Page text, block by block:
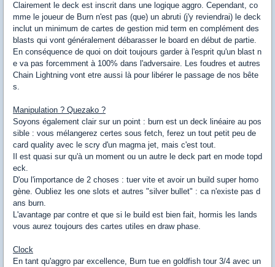
Clairement le deck est inscrit dans une logique aggro. Cependant, co
mme le joueur de Burn n'est pas (que) un abruti (j'y reviendrai) le deck
inclut un minimum de cartes de gestion mid term en complément des
blasts qui vont généralement débarasser le board en début de partie.
En conséquence de quoi on doit toujours garder à l'esprit qu'un blast n
e va pas forcemment à 100% dans l'adversaire. Les foudres et autres
Chain Lightning vont etre aussi là pour libérer le passage de nos bête
s.
Manipulation ? Quezako ?
Soyons également clair sur un point : burn est un deck linéaire au pos
sible : vous mélangerez certes sous fetch, ferez un tout petit peu de
card quality avec le scry d'un magma jet, mais c'est tout.
Il est quasi sur qu'à un moment ou un autre le deck part en mode topd
eck.
D'ou l'importance de 2 choses : tuer vite et avoir un build super homo
gène. Oubliez les one slots et autres "silver bullet" : ca n'existe pas d
ans burn.
L'avantage par contre et que si le build est bien fait, hormis les lands
vous aurez toujours des cartes utiles en draw phase.
Clock
En tant qu'aggro par excellence, Burn tue en goldfish tour 3/4 avec un